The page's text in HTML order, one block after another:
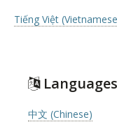
Tiếng Việt
中文 (Chinese)